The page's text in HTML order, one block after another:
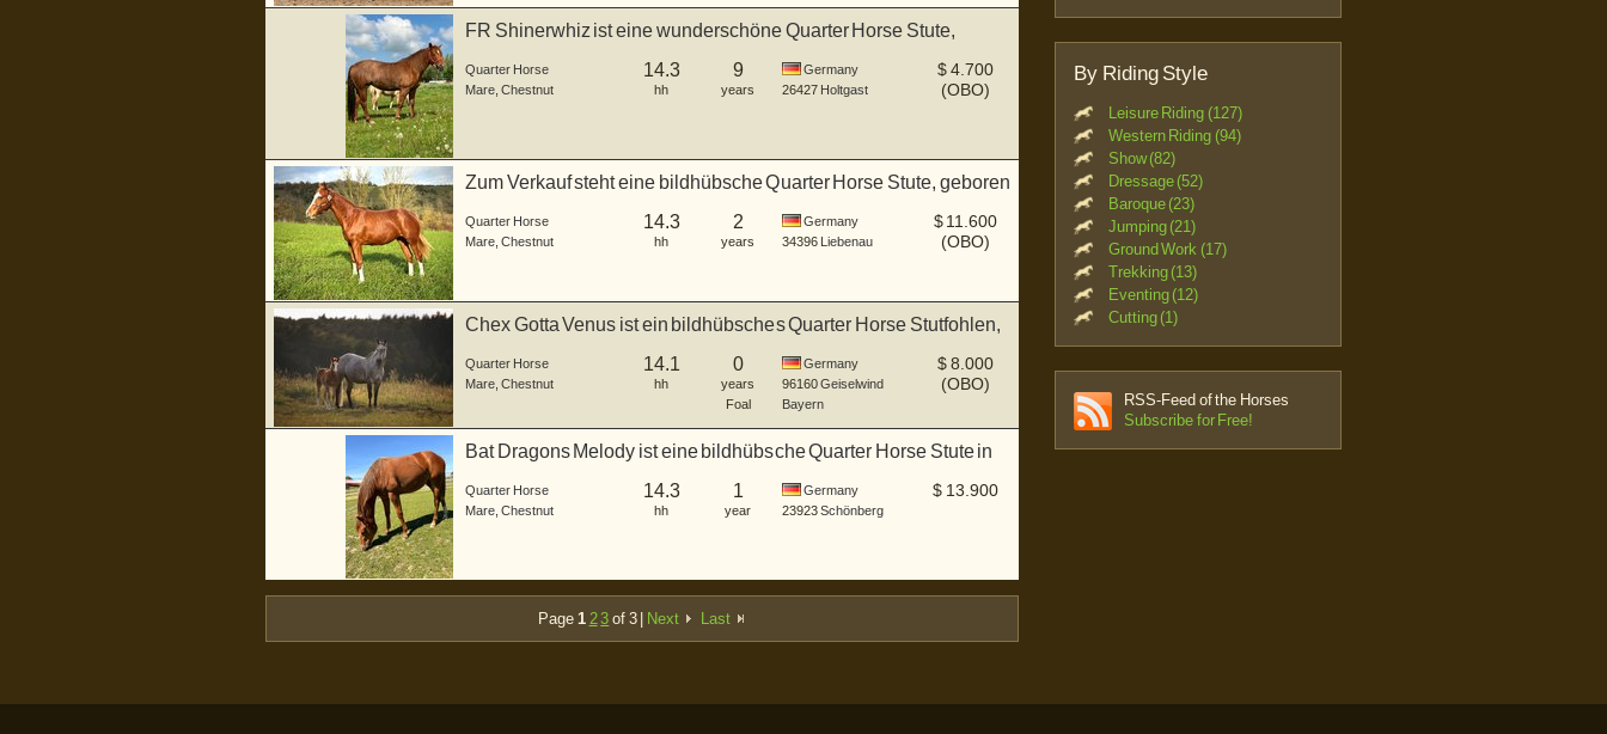
FR Shinerwhiz ist eine wunderschöne Quarter Horse Stute,
Quarter Horse
Mare Chestnut
14.3
hh
9
years
Germany
26427 Holtgast
$4.700
(OBO)
Zum Verkauf steht eine bildhübsche Quarter Horse Stute, geboren
Quarter Horse
Mare Chestnut
14.3
hh
2
years
Germany
34396 Liebenau
$ 11.600
(OBO)
Chex Gotta Venus ist ein bildhübsches Quarter Horse Stutfohlen,
Quarter Horse
Mare Chestnut
14.1
hh
0
years
Foal
Germany
96160Geiselwind
Bayern
$8.000
(OBO)
Bat Dragons Melody ist eine bildhübsche Quarter Horse Stute in
Quarter Horse
Mare Chestnut
14.3
hh
1
year
Germany
23923Schönberg
$ 13.900
Page 1 23 of 3 | Next Last
By Riding Style
Leisure Riding (127)
Western Riding (94)
Show (82)
Dressage (52)
Baroque (23)
Jumping (21)
Ground Work (17)
Trekking (13)
Eventing (12)
Cutting (1)
RSS-Feed of the Horses
Subscribe for Free!